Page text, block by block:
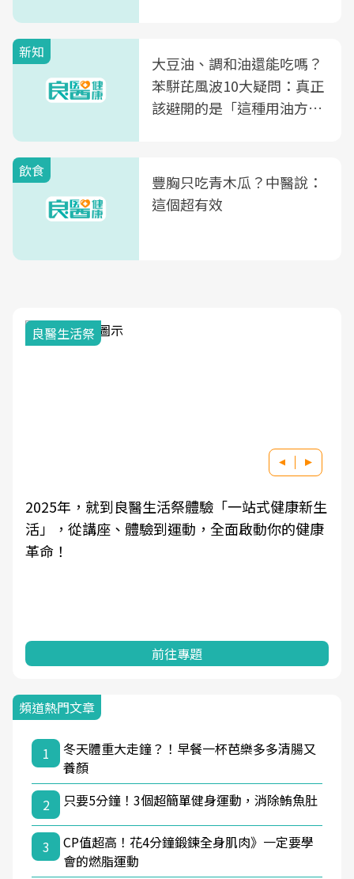
新知
大豆油、調和油還能吃嗎？
苯駢芘風波10大疑問：真正
該避開的是「這種用油方
飲食
豐胸只吃青木瓜？中醫說：
這個超有效
我與健康韌性的距離
良醫健康網從「換季的身體變化」出發，透過醫
學觀點與日常感受的對話，建立對亞健康的認
知，進而引導實際的改善行動。
前往專題
頻道熱門文章
1
冬天體重大走鐘？！早餐一杯芭樂多多清腸又
養顏
2
只要5分鐘！3個超簡單健身運動，消除鮪魚肚
3
CP值超高！花4分鐘鍛鍊全身肌肉》一定要學
會的燃脂運動